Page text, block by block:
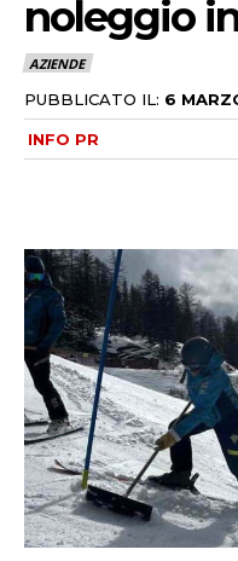
noleggio
AZIENDE
PUBBLICATO IL: 6
INFO PR